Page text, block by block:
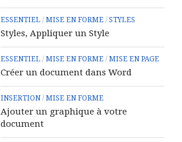
ESSENTIEL / MISE EN FORME / STYLES
Styles, Appliquer un Style
ESSENTIEL / MISE EN FORME / MISE EN PAGE
Créer un document dans Word
INSERTION / MISE EN FORME
Ajouter un graphique à votre
document